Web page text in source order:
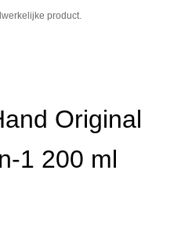
product.
Original
1 200 ml